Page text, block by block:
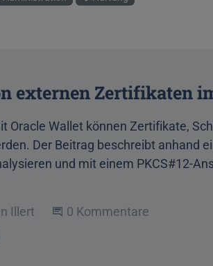
externen Zertifikaten
Oracle Wallet können Zertifikate,
Der Beitrag beschreibt anhand
und mit einem PKCS#12-
Illert Beginne eine Unterhaltung
0 Kommentare